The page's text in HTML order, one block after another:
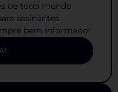
de todo mundo
assinantes
bem informado!